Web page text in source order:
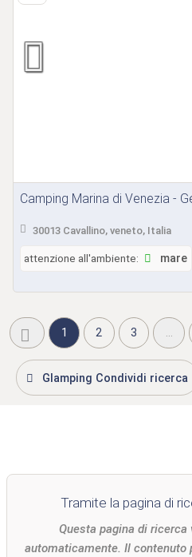
Camping Marina di Venezia -
30013 Cavallino, veneto, Italia
attenzione all'ambiente: mare
1 2 3 ...
Glamping Condividi ricerca
Tramite la pagina di
Questa pagina di
automaticamente. Il